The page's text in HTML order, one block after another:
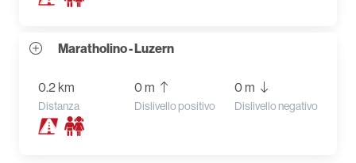
Maratholino - Luzern
0.2 km
Distanza
0 m
Dislivello positivo
0 m
Dislivello negativo